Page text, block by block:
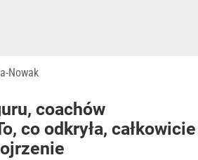
Nowak
coachów
co odkryła, całkowicie